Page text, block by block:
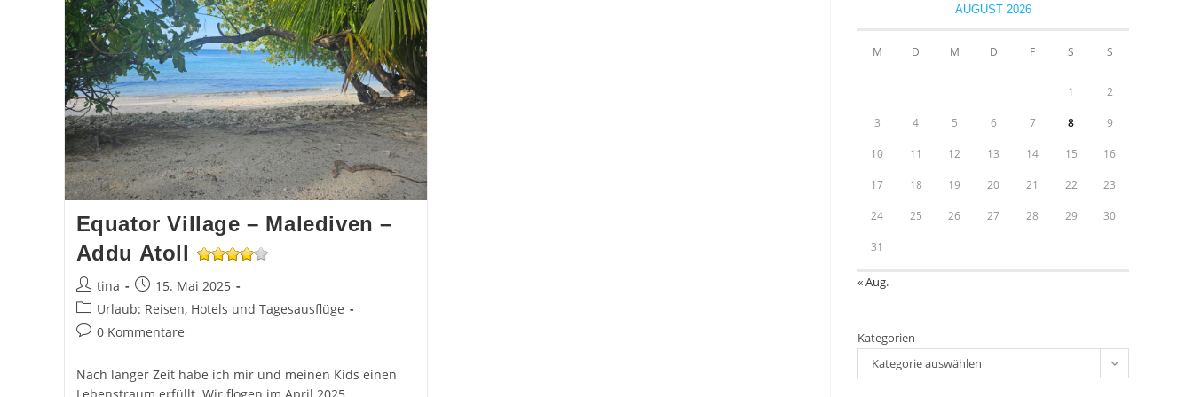
Equator Village – Malediven –
Addu Atoll
Beitrags-
Autor:
tina
Beitrag
veröffentlicht:
15. Mai 2025
Beitrags-
Kategorie:
Urlaub: Reisen, Hotels und Tagesausflüge
Beitrags-
0 Kommentare
Nach langer Zeit habe ich mir und meinen Kids einen
AUGUST 2026
M D M D F S S
1 2
3 4 5 6 7 8 9
10 11 12 13 14 15 16
17 18 19 20 21 22 23
24 25 26 27 28 29 30
31
« Aug.
Kategorien
Kategorie auswählen